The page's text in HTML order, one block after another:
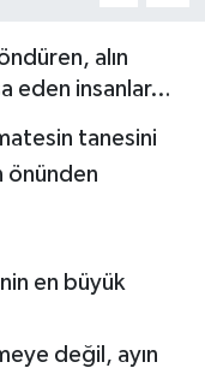
alın
eden insanlar…
tanesini
önünden
en büyük
değil, ayın